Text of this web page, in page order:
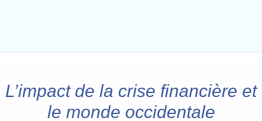
L’impact de la crise financière et
le monde occidentale